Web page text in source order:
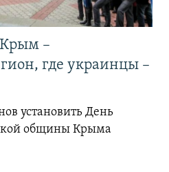
–
где украинцы –
установить День
общины Крыма